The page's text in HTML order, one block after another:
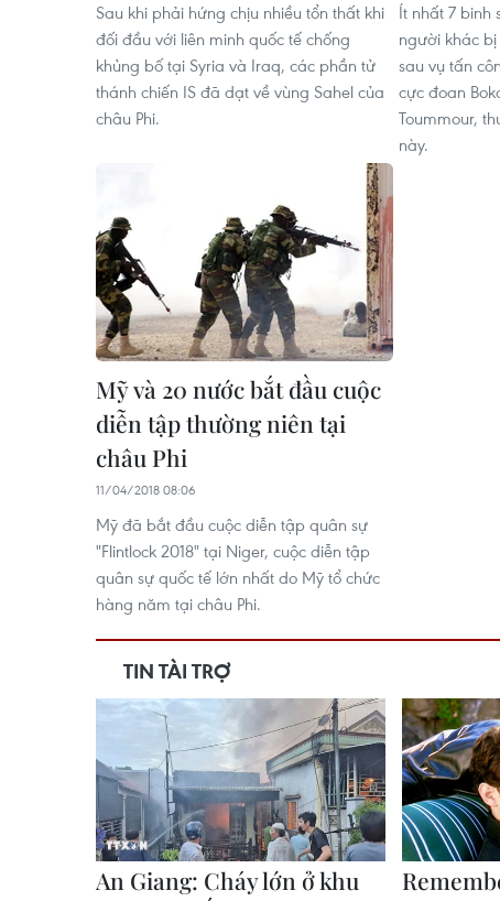
Sau khi phải hứng chịu nhiều tổn thất khi
đối đầu với liên minh quốc tế chống
khủng bố tại Syria và Iraq, các phần tử
thánh chiến IS đã dạt về vùng Sahel của
châu Phi.
Ít nhất 7 binh
người khác
sau vụ tấn
cực đoan
Toummour,
này.
Mỹ và 20 nước bắt đầu cuộc
diễn tập thường niên tại
châu Phi
11/04/2018 08:06
Mỹ đã bắt đầu cuộc diễn tập quân sự
"Flintlock 2018" tại Niger, cuộc diễn tập
quân sự quốc tế lớn nhất do Mỹ tổ chức
hàng năm tại châu Phi.